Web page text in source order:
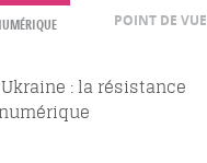
POINT DE VUE
: la résistance